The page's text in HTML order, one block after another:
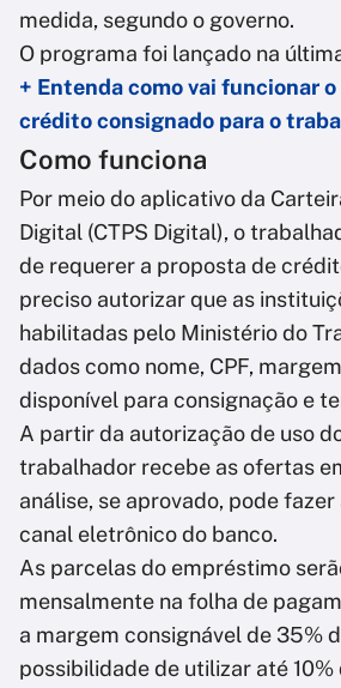
medida, segundo o governo.
O programa foi lançado na
+ Entenda como vai funcionar
crédito consignado para o
Como funciona
Por meio do aplicativo da
Digital (CTPS Digital), o
de requerer a proposta de
preciso autorizar que as
habilitadas pelo Ministério do
dados como nome, CPF,
disponível para consignação e
A partir da autorização de uso
trabalhador recebe as ofertas
análise, se aprovado, pode
canal eletrônico do banco.
As parcelas do empréstimo
mensalmente na folha de
a margem consignável de 35%
possibilidade de utilizar até 10%